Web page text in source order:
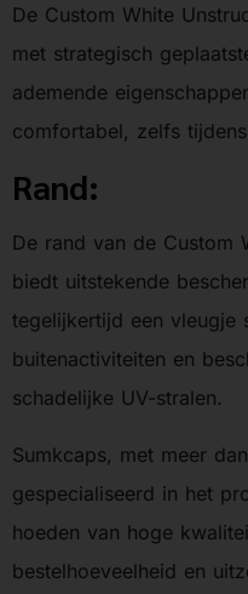
De Custom White
met strategisch
ademende
comfortabel, zelfs
Rand:
De rand van de Custom
biedt uitstekende
tegelijkertijd een
buitenactiviteiten en
schadelijke UV-stralen.
Sumkcaps, met meer
gespecialiseerd in het
hoeden van hoge
bestelhoeveelheid en